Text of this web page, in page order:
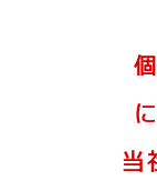
当